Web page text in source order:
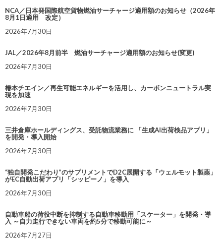
NCA／日本発国際航空貨物燃油サーチャージ適用額のお知らせ（2026年
8月1日適用 改定）
2026年7月30日
JAL／2026年8月前半 燃油サーチャージ適用額のお知らせ(変更)
2026年7月30日
椿本チエイン／再生可能エネルギーを活用し、カーボンニュートラル実
現を加速
2026年7月30日
三井倉庫ホールディングス、受託物流業務に 「生成AI出荷検品アプリ」
を開発・導入開始
2026年7月30日
“独自開発こだわり”のサプリメントでD2C展開する「ウェルモット製薬」
がEC自動出荷アプリ「シッピーノ」を導入
2026年7月30日
自動車船の荷役中断を抑制する自動車移動用「スケーター」を開発・導
入 ～自力走行できない車両を約5分で移動可能に～
2026年7月27日